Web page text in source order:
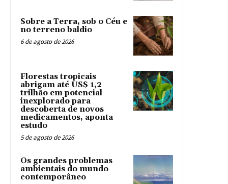
Sobre a Terra, sob o Céu e
no terreno baldio
6 de agosto de 2026
Florestas tropicais
abrigam até US$ 1,2
trilhão em potencial
inexplorado para
descoberta de novos
medicamentos, aponta
estudo
5 de agosto de 2026
Os grandes problemas
ambientais do mundo
contemporâneo